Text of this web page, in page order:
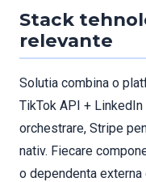
Stack
relevante
Solutia combina o
TikTok API +
orchestrare, Stripe
nativ. Fiecare
o dependenta